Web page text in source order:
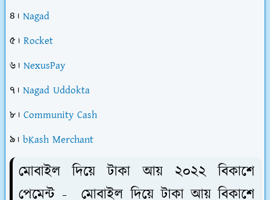
৪। Nagad
৫। Rocket
৬। NexusPay
৭। Nagad Uddokta
৮। Community Cash
৯। bKash Merchant
মোবাইল দিয়ে টাকা আয় ২০২২ বিকাশে
পেমেন্ট - মোবাইল দিয়ে টাকা আয় বিকাশে